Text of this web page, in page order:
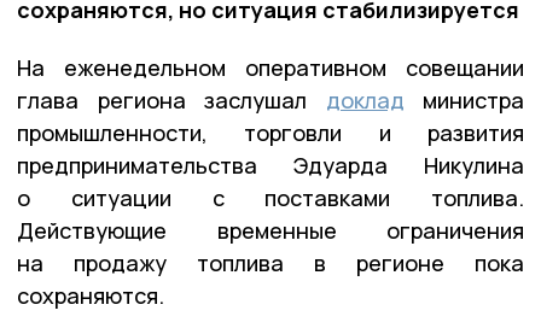
сохраняются, но ситуация стабилизируется
На еженедельном оперативном совещании
глава региона заслушал доклад министра
промышленности, торговли и развития
предпринимательства Эдуарда Никулина
о ситуации с поставками топлива.
Действующие временные ограничения
на продажу топлива в регионе пока
сохраняются.